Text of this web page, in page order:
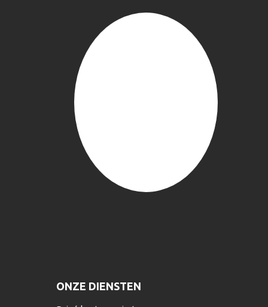
ONZE DIENSTEN